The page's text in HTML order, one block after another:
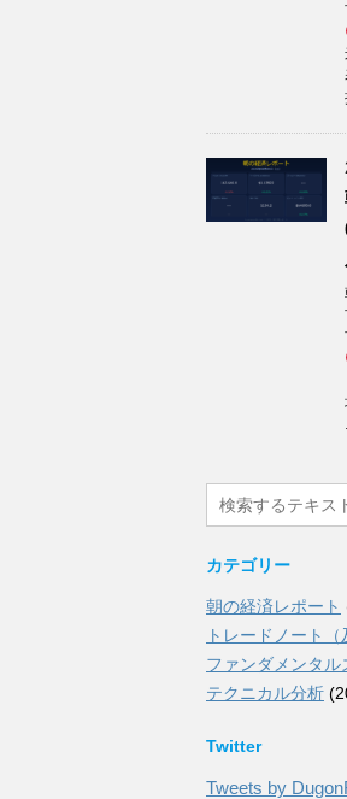
カテゴリー
朝の経済レポート
トレードノート（
ファンダメンタル
テクニカル分析
Twitter
Tweets by